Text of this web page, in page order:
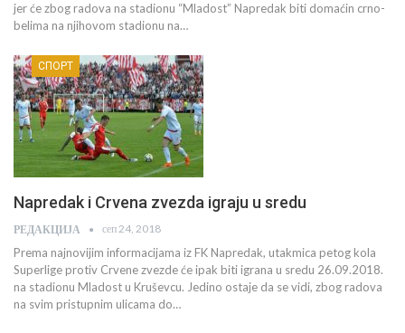
jer će zbog radova na stadionu “Mladost” Napredak biti domaćin crno-
belima na njihovom stadionu na…
СПОРТ
Napredak i Crvena zvezda igraju u sredu
РЕДАКЦИЈА сеп 24, 2018
Prema najnovijim informacijama iz FK Napredak, utakmica petog kola
Superlige protiv Crvene zvezde će ipak biti igrana u sredu 26.09.2018.
na stadionu Mladost u Kruševcu. Jedino ostaje da se vidi, zbog radova
na svim pristupnim ulicama do…